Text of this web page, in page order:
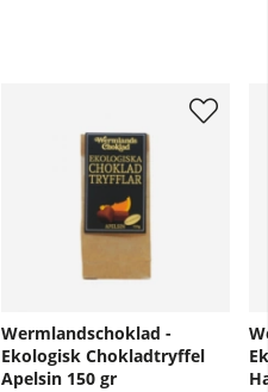
Wermlandschoklad -
Ekologisk Chokladtryffel
Apelsin 150 gr